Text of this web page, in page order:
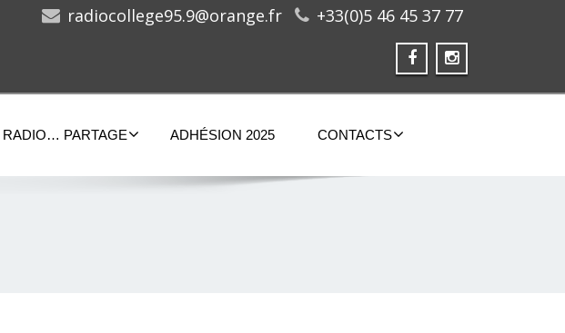
radiocollege95.9@orange.fr +33(0)5 46 45 37 77
RADIO… PARTAGE ADHÉSION 2025 CONTACTS